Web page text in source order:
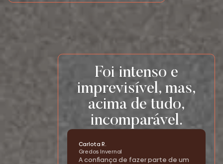
Foi intenso e
imprevisível, mas,
acima de tudo,
incomparável.
Carlota R.
Gredos Invernal
A confiança de fazer parte de um